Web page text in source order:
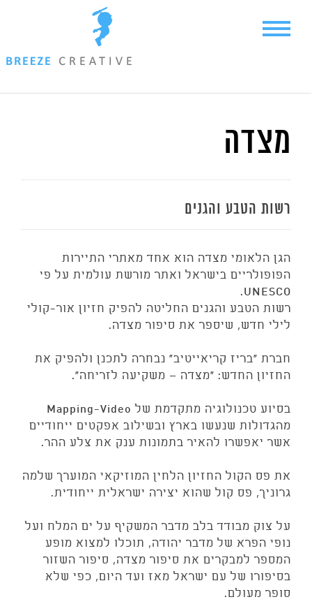
מצדה
רשות הטבע והגנים
הגן הלאומי מצדה הוא אחד מאתרי התיירות
הפופולריים בישראל ואתר מורשת עולמית על פי
UNESCO.
רשות הטבע והגנים החליטה להפיק חזיון אור-קולי
לילי חדש, שיספר את סיפור מצדה.
חברת "בריז קריאייטיב" נבחרה לתכנן ולהפיק את
החזיון החדש: "מצדה – משקיעה לזריחה".
בסיוע טכנולוגיה מתקדמת של Mapping-Video
מהגדולות שנעשו בארץ ובשילוב אפקטים ייחודיים
אשר יאפשרו להאיר בתמונות ענק את צלע ההר.
את פס הקול החזיון הלחין המוזיקאי המוערך שלמה
גרוניך, פס קול שהוא יצירה ישראלית ייחודית.
על צוק מבודד בלב מדבר המשקיף על ים המלח ועל
נופי הפרא של מדבר יהודה, תוכלו למצוא מופע
המספר למבקרים את סיפור מצדה, סיפור השזור
בסיפורו של עם ישראל מאז ועד היום, כפי שלא
סופר מעולם.